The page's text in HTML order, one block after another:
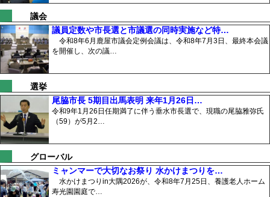
議会
議員定数や市長選と市議選の同時実施など特…
令和8年6月鹿屋市議会定例会議は、令和8年7月3日、最終本会議
を開催し、次の議…
選挙
尾脇市長 5期目出馬表明 来年1月26日…
令和9年1月26日任期満了に伴う垂水市長選で、現職の尾脇雅弥氏
（59）が5月2…
グローバル
ミャンマーで大切なお祭り 水かけまつりを…
水かけまつりin大隅2026が、令和8年7月25日、養護老人ホーム
寿光園園庭で…